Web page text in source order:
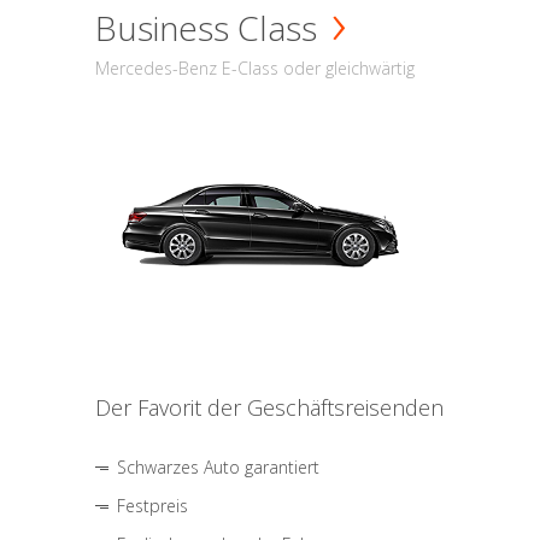
Business Class
Mercedes-Benz E-Class oder gleichwärtig
Der Favorit der Geschäftsreisenden
Schwarzes Auto garantiert
Festpreis